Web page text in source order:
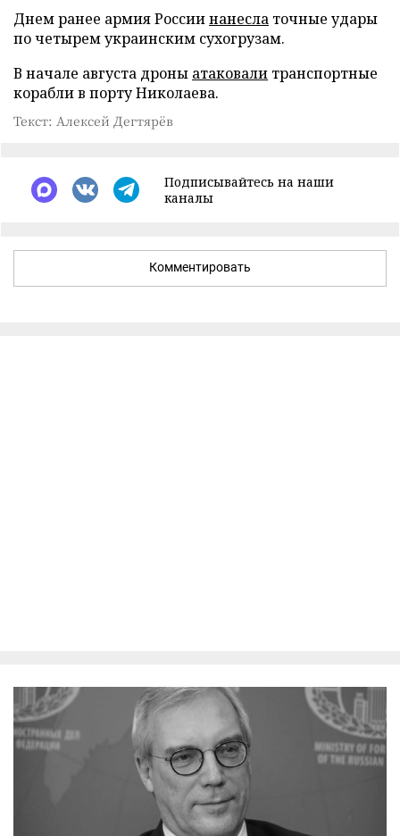
Днем ранее армия Россиинанесла точные удары
по четырем украинским сухогрузам.
В начале августа дроны атаковали транспортные
корабли в порту Николаева.
Текст: Алексей Дегтярёв
Подписывайтесь на наши
каналы
Комментировать